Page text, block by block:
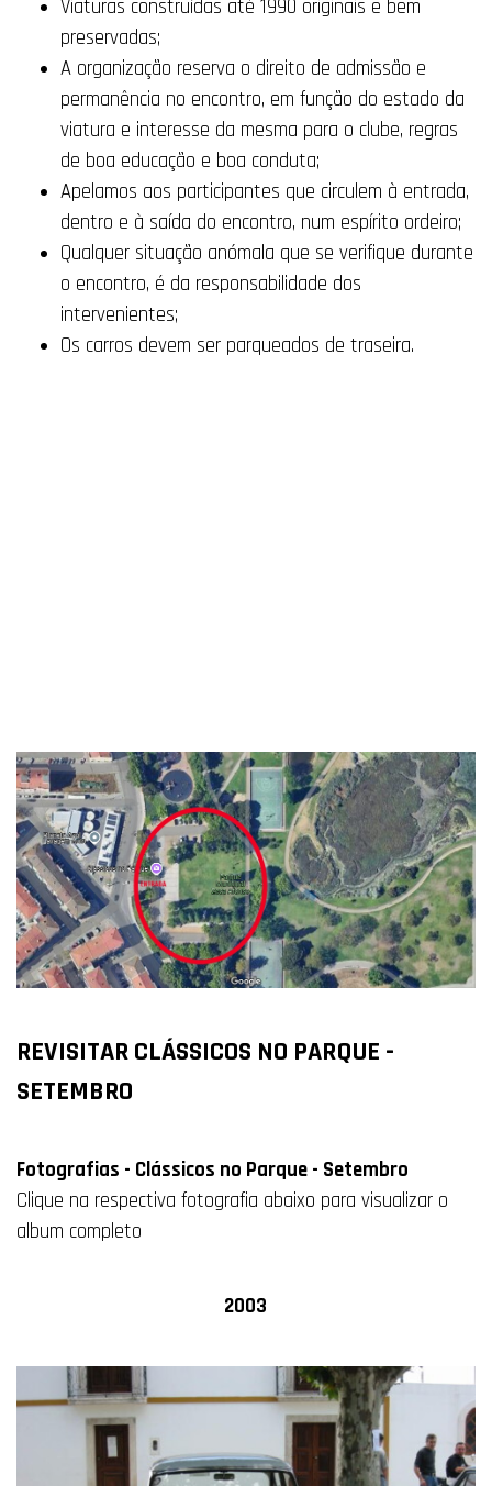
Viaturas construídas até 1990 originais e bem
preservadas;
A organização reserva o direito de admissão e
permanência no encontro, em função do estado da
viatura e interesse da mesma para o clube, regras
de boa educação e boa conduta;
Apelamos aos participantes que circulem à entrada,
dentro e à saída do encontro, num espírito ordeiro;
Qualquer situação anómala que se verifique durante
o encontro, é da responsabilidade dos
intervenientes;
Os carros devem ser parqueados de traseira.
REVISITAR CLÁSSICOS NO PARQUE -
SETEMBRO
Fotografias - Clássicos no Parque - Setembro
Clique na respectiva fotografia abaixo para visualizar o
album completo
2003